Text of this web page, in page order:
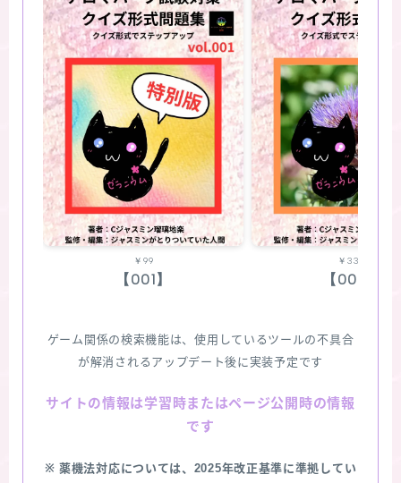
￥99
【001】
￥330
【002】
ゲーム関係の検索機能は、使用しているツールの不具合
が解消されるアップデート後に実装予定です
サイトの情報は学習時またはページ公開時の情報
です
※ 薬機法対応については、2025年改正基準に準拠してい